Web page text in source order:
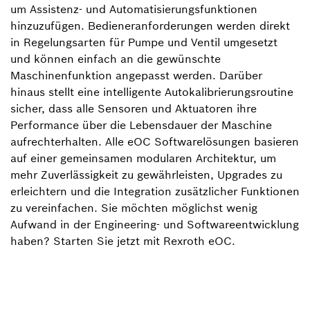
um Assistenz- und Automatisierungsfunktionen
hinzuzufügen. Bedieneranforderungen werden direkt
in Regelungsarten für Pumpe und Ventil umgesetzt
und können einfach an die gewünschte
Maschinenfunktion angepasst werden. Darüber
hinaus stellt eine intelligente Autokalibrierungsroutine
sicher, dass alle Sensoren und Aktuatoren ihre
Performance über die Lebensdauer der Maschine
aufrechterhalten. Alle eOC Softwarelösungen basieren
auf einer gemeinsamen modularen Architektur, um
mehr Zuverlässigkeit zu gewährleisten, Upgrades zu
erleichtern und die Integration zusätzlicher Funktionen
zu vereinfachen. Sie möchten möglichst wenig
Aufwand in der Engineering- und Softwareentwicklung
haben? Starten Sie jetzt mit Rexroth eOC.